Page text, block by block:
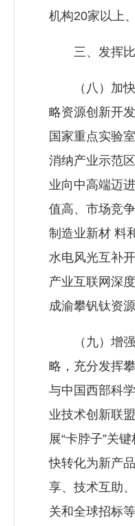
机构20家以上
三、发挥比
（八）加快
略资源创新开
国家重点实验
消纳产业示范
业向中高端迈
值高、市场竞
制造业新材 料
水电风光互补
产业互联网深
成渝攀钒钛资
（九）增强
略，充分发挥
与中国西部科
业技术创新联
展“卡脖子”关
快转化为新产
享、技术互助
关和全球招标